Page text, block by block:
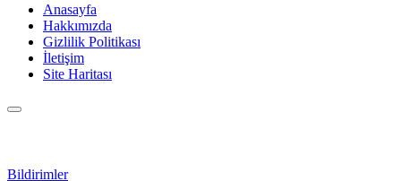
Anasayfa
Hakkımızda
Gizlilik Politikası
İletişim
Site Haritası
Bildirimler